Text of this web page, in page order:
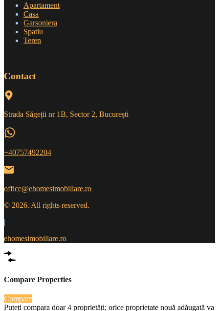
Apartament
Casa
Garsoniera
Spatiu
Teren
Contact
Strada Săgeții nr 1B, Sector 2, București
+40757492204
office@ehomesimobiliare.ro
© 2026. All rights reserved.
|
ehomesimobiliare.ro
Compare Properties
Compare
Puteți compara doar 4 proprietăți; orice proprietate nouă adăugată va